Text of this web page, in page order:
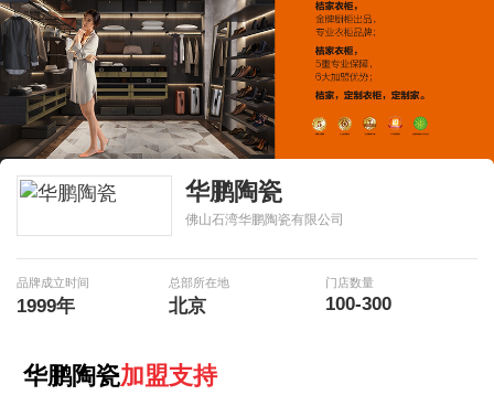
华鹏陶瓷
佛山石湾华鹏陶瓷有限公司
品牌成立时间
1999年
总部所在地
北京
门店数量
100-300
华鹏陶瓷加盟支持